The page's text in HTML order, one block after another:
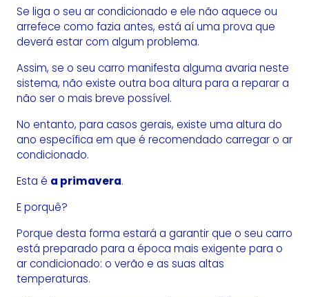
Se liga o seu ar condicionado e ele não aquece ou
arrefece como fazia antes, está aí uma prova que
deverá estar com algum problema.
Assim, se o seu carro manifesta alguma avaria neste
sistema, não existe outra boa altura para a reparar a
não ser o mais breve possível.
No entanto, para casos gerais, existe uma altura do
ano específica em que é recomendado carregar o ar
condicionado.
Esta é a primavera.
E porquê?
Porque desta forma estará a garantir que o seu carro
está preparado para a época mais exigente para o
ar condicionado: o verão e as suas altas
temperaturas.